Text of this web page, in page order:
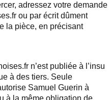
adressez votre demande
ou par écrit dûment
la pièce, en précisant
n’est publiée à l’insu
à des tiers. Seule
Samuel Guerin à
à la même obligation de